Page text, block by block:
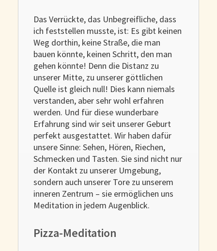
Das Verrückte, das Unbegreifliche, dass
ich feststellen musste, ist: Es gibt keinen
Weg dorthin, keine Straße, die man
bauen könnte, keinen Schritt, den man
gehen könnte! Denn die Distanz zu
unserer Mitte, zu unserer göttlichen
Quelle ist gleich null! Dies kann niemals
verstanden, aber sehr wohl erfahren
werden. Und für diese wunderbare
Erfahrung sind wir seit unserer Geburt
perfekt ausgestattet. Wir haben dafür
unsere Sinne: Sehen, Hören, Riechen,
Schmecken und Tasten. Sie sind nicht nur
der Kontakt zu unserer Umgebung,
sondern auch unserer Tore zu unserem
inneren Zentrum – sie ermöglichen uns
Meditation in jedem Augenblick.
Pizza-Meditation